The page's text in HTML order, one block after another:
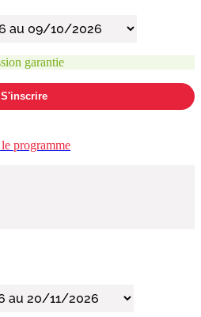
garantie
S'inscrire
programme